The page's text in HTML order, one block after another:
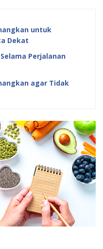
untuk
Dekat
Perjalanan
agar Tidak